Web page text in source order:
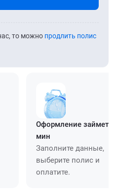
то можно продлить полис
Оформление займет
мин
Заполните данные,
выберите полис и
оплатите.